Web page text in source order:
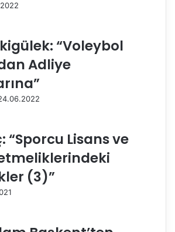
“Voleybol
Adliye
“Sporcu Lisans ve
(3)”